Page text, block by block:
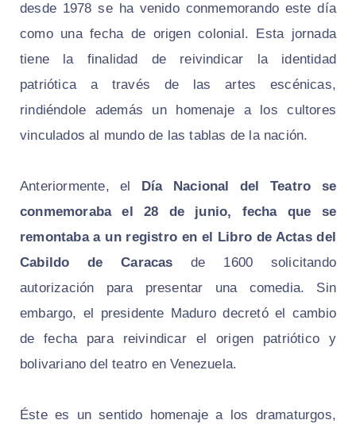
desde 1978 se ha venido conmemorando este día
como una fecha de origen colonial. Esta jornada
tiene la finalidad de reivindicar la identidad
patriótica a través de las artes escénicas,
rindiéndole además un homenaje a los cultores
vinculados al mundo de las tablas de la nación.
Anteriormente, el
Día Nacional del Teatro se
conmemoraba el 28 de junio, fecha que se
remontaba a un registro en el Libro de Actas del
Cabildo de Caracas de 1600 solicitando
autorización para presentar una comedia. Sin
embargo, el presidente Maduro decretó el cambio
de fecha para reivindicar el origen patriótico y
bolivariano del teatro en Venezuela.
Éste es un sentido homenaje a los dramaturgos,